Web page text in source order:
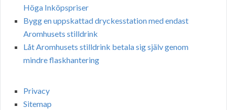
Höga Inköpspriser
Bygg en uppskattad dryckesstation med endast
Aromhusets stilldrink
Låt Aromhusets stilldrink betala sig själv genom
mindre flaskhantering
Privacy
Sitemap